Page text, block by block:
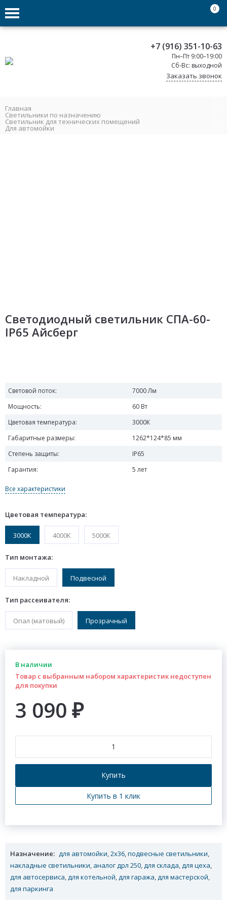
0
+7 (916) 351-10-63
Пн–Пт 9:00–19:00
Сб-Вс: выходной
Заказать звонок
Главная
Светильники по назначению
Светильник для технических помещений
Для автомойки
Светодиодный светильник СПА-60-
IP65 Айсберг
Световой поток:
7000 Лм
Мощность:
60 Вт
Цветовая температура:
3000К
Габаритные размеры:
1262*124*85 мм
Степень защиты:
IP65
Гарантия:
5 лет
Все характеристики
Цветовая температура:
3000К 4000К 5000К
Тип монтажа:
Накладной Подвесной
Тип рассеивателя:
Опал (матовый) Прозрачный
В наличии
Товар с выбранным набором характеристик недоступен
для покупки
3 090 ₽
Купить
Купить в 1 клик
Назначение: для автомойки 2х36 подвесные светильники
накладные светильники аналог дрл 250 для склада для цеха
для автосервиса для котельной для гаража для мастерской
для паркинга